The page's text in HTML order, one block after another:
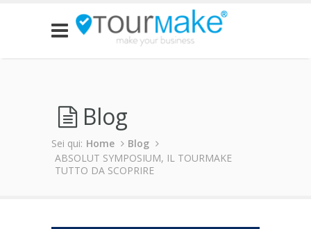
Blog
Sei qui: Home
Blog
ABSOLUT SYMPOSIUM, IL TOURMAKE
TUTTO DA SCOPRIRE